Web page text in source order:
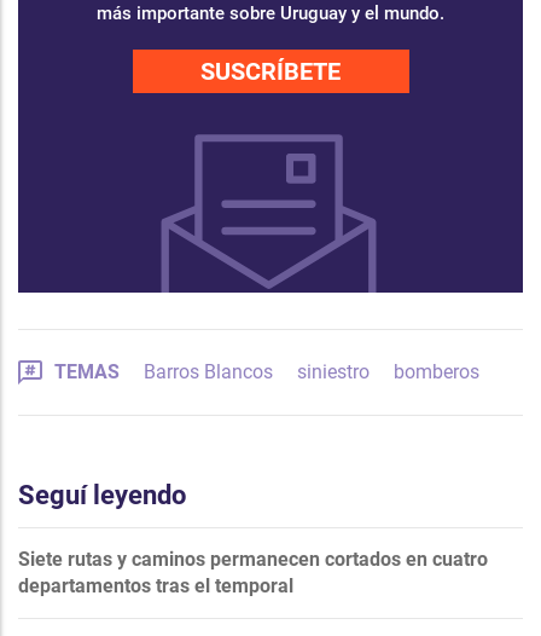
más importante sobre Uruguay y el mundo.
SUSCRÍBETE
TEMAS Barros Blancos siniestro bomberos
Seguí leyendo
Siete rutas y caminos permanecen cortados en cuatro
departamentos tras el temporal